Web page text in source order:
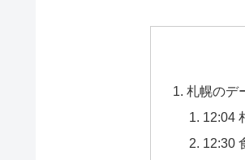
札幌のデ
12:04
12:30